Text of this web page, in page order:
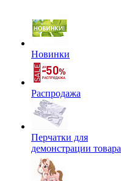
Новинки
Распродажа
Перчатки для
демонстрации товара